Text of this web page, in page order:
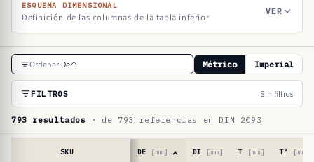
ESQUEMA DIMENSIONAL
Definición de las columnas de la tabla inferior
VER
T
a
l
a
Ordenar:De Métrico Imperial
FILTROS Sin filtros
793 resultados · de 793 referencias en DIN 2093
SKU DE [mm] DI [mm] T [mm] T′ [mm]